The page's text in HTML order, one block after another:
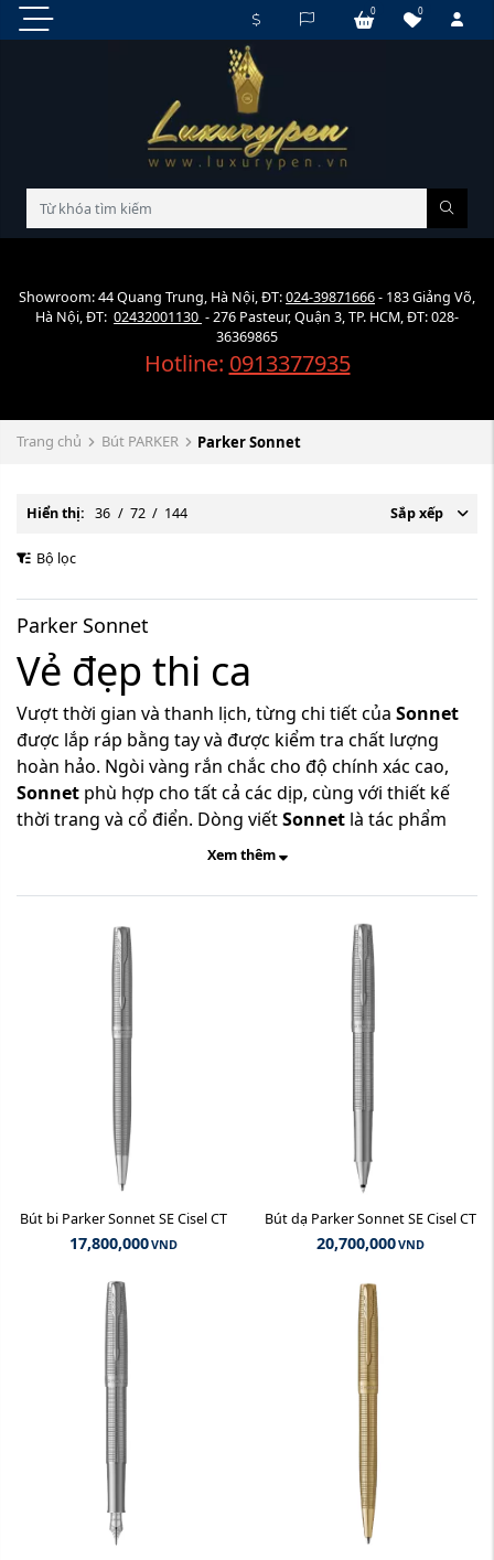
0
0
Showroom: 44 Quang Trung, Hà Nội, ĐT:024-39871666- 183 Giảng Võ,
Hà Nội, ĐT: 02432001130 - 276 Pasteur, Quận 3, TP. HCM, ĐT: 028-
36369865
Hotline: 0913377935
Trang chủ Bút PARKER Parker Sonnet
Hiển thị: 36 / 72 / 144 Sắp xếp
Bộ lọc
Parker Sonnet
Vẻ đẹp thi ca
Vượt thời gian và thanh lịch, từng chi tiết của Sonnet
được lắp ráp bằng tay và được kiểm tra chất lượng
hoàn hảo. Ngòi vàng rắn chắc cho độ chính xác cao,
Sonnet phù hợp cho tất cả các dịp, cùng với thiết kế
thời trang và cổ điển. Dòng viếtSonnet là tác phẩm
nghệ thuật tuyệt đẹp, là biểu tượng của nghệ thuật
Xem thêm
Bút bi Parker Sonnet SE Cisel CT
17,800,000VND
Bút dạ Parker Sonnet SE Cisel CT
20,700,000VND